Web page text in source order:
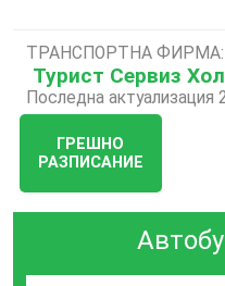
ТРАНСПОРТНА ФИРМА:
Турист Сервиз
Последна
ГРЕШНО
РАЗПИСАНИЕ